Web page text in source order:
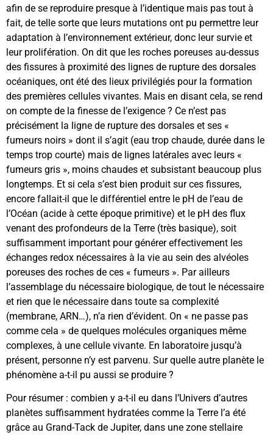
afin de se reproduire presque à l’identique mais pas tout à
fait, de telle sorte que leurs mutations ont pu permettre leur
adaptation à l’environnement extérieur, donc leur survie et
leur prolifération. On dit que les roches poreuses au-dessus
des fissures à proximité des lignes de rupture des dorsales
océaniques, ont été des lieux privilégiés pour la formation
des premières cellules vivantes. Mais en disant cela, se rend
on compte de la finesse de l’exigence ? Ce n’est pas
précisément la ligne de rupture des dorsales et ses «
fumeurs noirs » dont il s’agit (eau trop chaude, durée dans le
temps trop courte) mais de lignes latérales avec leurs «
fumeurs gris », moins chaudes et subsistant beaucoup plus
longtemps. Et si cela s’est bien produit sur ces fissures,
encore fallait-il que le différentiel entre le pH de l’eau de
l’Océan (acide à cette époque primitive) et le pH des flux
venant des profondeurs de la Terre (très basique), soit
suffisamment important pour générer effectivement les
échanges redox nécessaires à la vie au sein des alvéoles
poreuses des roches de ces « fumeurs ». Par ailleurs
l’assemblage du nécessaire biologique, de tout le nécessaire
et rien que le nécessaire dans toute sa complexité
(membrane, ARN…), n’a rien d’évident. On « ne passe pas
comme cela » de quelques molécules organiques même
complexes, à une cellule vivante. En laboratoire jusqu’à
présent, personne n’y est parvenu. Sur quelle autre planète le
phénomène a-t-il pu aussi se produire ?
Pour résumer : combien y a-t-il eu dans l’Univers d’autres
planètes suffisamment hydratées comme la Terre l’a été
grâce au Grand-Tack de Jupiter, dans une zone stellaire